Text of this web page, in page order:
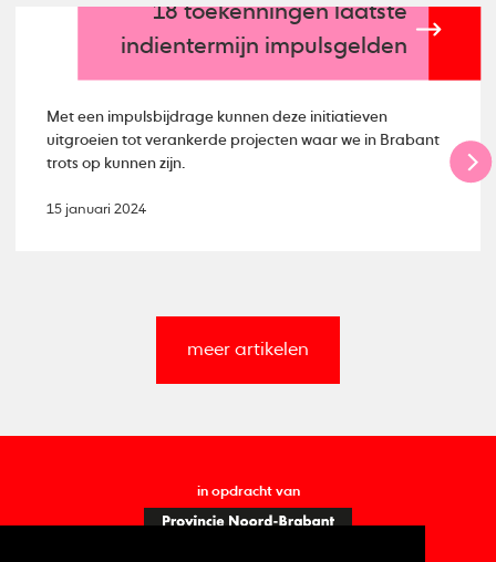
18 toekenningen laatste
indientermijn impulsgelden
Met een impulsbijdrage kunnen deze initiatieven
uitgroeien tot verankerde projecten waar we in Brabant
trots op kunnen zijn.
15 januari 2024
meer artikelen
in opdracht van